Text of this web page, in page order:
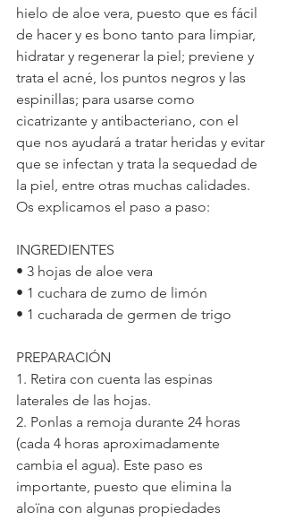
hielo de aloe vera, puesto que es fácil
de hacer y es bono tanto para limpiar,
hidratar y regenerar la piel; previene y
trata el acné, los puntos negros y las
espinillas; para usarse como
cicatrizante y antibacteriano, con el
que nos ayudará a tratar heridas y evitar
que se infectan y trata la sequedad de
la piel, entre otras muchas calidades.
Os explicamos el paso a paso:
INGREDIENTES
• 3 hojas de aloe vera
• 1 cuchara de zumo de limón
• 1 cucharada de germen de trigo
PREPARACIÓN
1. Retira con cuenta las espinas
laterales de las hojas.
2. Ponlas a remoja durante 24 horas
(cada 4 horas aproximadamente
cambia el agua). Este paso es
importante, puesto que elimina la
aloïna con algunas propiedades